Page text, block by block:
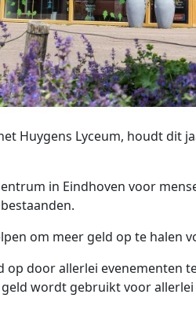
Huygens Lyceum, houdt dit
in Eindhoven voor
om meer geld op te halen
op door allerlei evenementen
geld wordt gebruikt voor